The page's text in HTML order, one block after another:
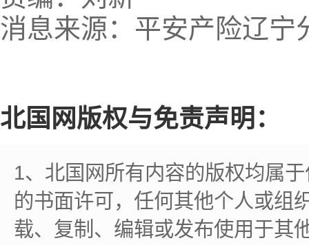
消息来源：平安产险辽宁
北国网版权与免责声明：
1、北国网所有内容的版权均属
的书面许可，任何其他个人或组
载、复制、编辑或发布使用于其